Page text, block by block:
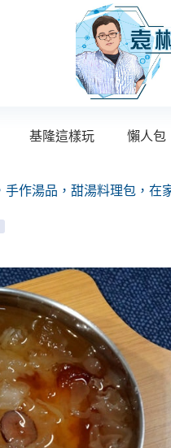
基隆這樣玩 懶人包
手作湯品，甜湯料理包，在